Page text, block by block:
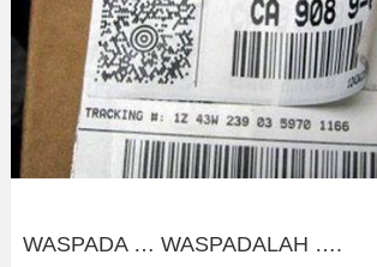
WASPADA … WASPADALAH ….